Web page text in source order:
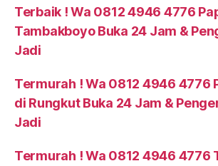
Terbaik ! Wa 0812 4946 4776
Tambakboyo Buka 24 Jam &
Jadi
Termurah ! Wa 0812 4946 4776
di Rungkut Buka 24 Jam &
Jadi
Termurah ! Wa 0812 4946 4776